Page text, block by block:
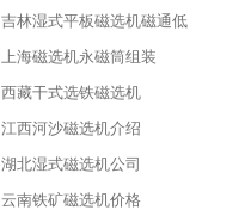
吉林湿式平板磁选机磁通低
上海磁选机永磁筒组装
西藏干式选铁磁选机
江西河沙磁选机介绍
湖北湿式磁选机公司
云南铁矿磁选机价格